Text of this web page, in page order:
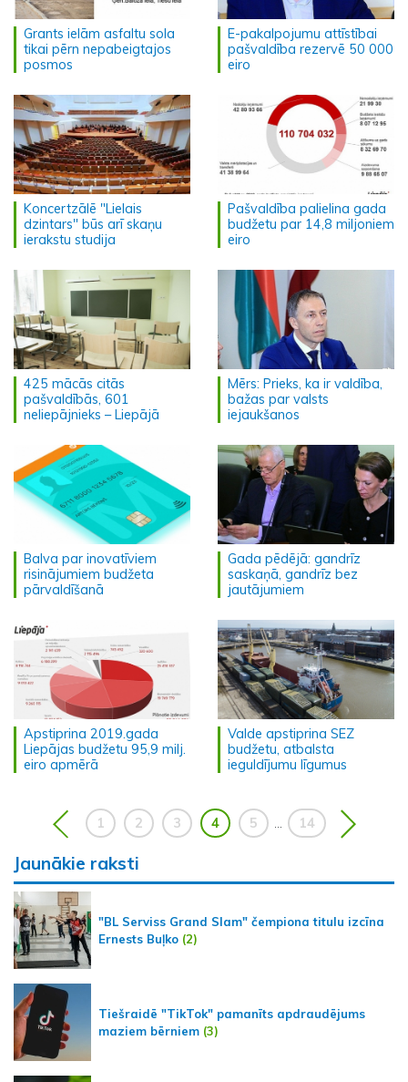
Grants ielām asfaltu sola
tikai pērn nepabeigtajos
posmos
E-pakalpojumu attīstībai
pašvaldība rezervē 50 000
eiro
Koncertzālē "Lielais
dzintars" būs arī skaņu
ierakstu studija
Pašvaldība palielina gada
budžetu par 14,8 miljoniem
eiro
425 mācās citās
pašvaldībās, 601
neliepājnieks – Liepājā
Mērs: Prieks, ka ir valdība,
bažas par valsts
iejaukšanos
Balva par inovatīviem
risinājumiem budžeta
pārvaldīšanā
Gada pēdējā: gandrīz
saskaņā, gandrīz bez
jautājumiem
Apstiprina 2019.gada
Liepājas budžetu 95,9 milj.
eiro apmērā
Valde apstiprina SEZ
budžetu, atbalsta
ieguldījumu līgumus
1 2 3 4 5 14
Jaunākie raksti
"BL Serviss Grand Slam" čempiona titulu izcīna
Ernests Buļko (2)
Tiešraidē "TikTok" pamanīts apdraudējums
maziem bērniem (3)